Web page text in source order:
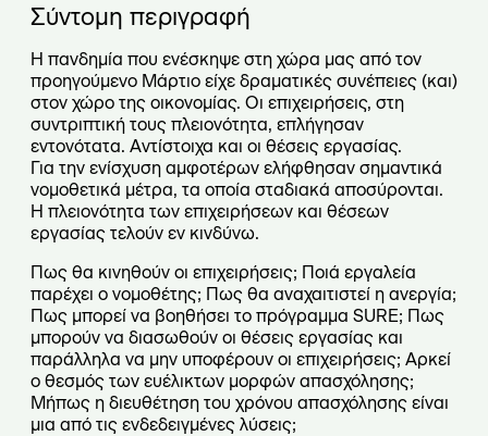
Σύντομη περιγραφή
Η πανδημία που ενέσκηψε στη χώρα μας από τον
προηγούμενο Μάρτιο είχε δραματικές συνέπειες (και)
στον χώρο της οικονομίας. Οι επιχειρήσεις, στη
συντριπτική τους πλειονότητα, επλήγησαν
εντονότατα. Αντίστοιχα και οι θέσεις εργασίας.
Για την ενίσχυση αμφοτέρων ελήφθησαν σημαντικά
νομοθετικά μέτρα, τα οποία σταδιακά αποσύρονται.
H πλειονότητα των επιχειρήσεων και θέσεων
εργασίας τελούν εν κινδύνω.
Πως θα κινηθούν οι επιχειρήσεις; Ποιά εργαλεία
παρέχει ο νομοθέτης; Πως θα αναχαιτιστεί η ανεργία;
Πως μπορεί να βοηθήσει το πρόγραμμα SURE; Πως
μπορούν να διασωθούν οι θέσεις εργασίας και
παράλληλα να μην υποφέρουν οι επιχειρήσεις; Αρκεί
ο θεσμός των ευέλικτων μορφών απασχόλησης;
Μήπως η διευθέτηση του χρόνου απασχόλησης είναι
μια από τις ενδεδειγμένες λύσεις;